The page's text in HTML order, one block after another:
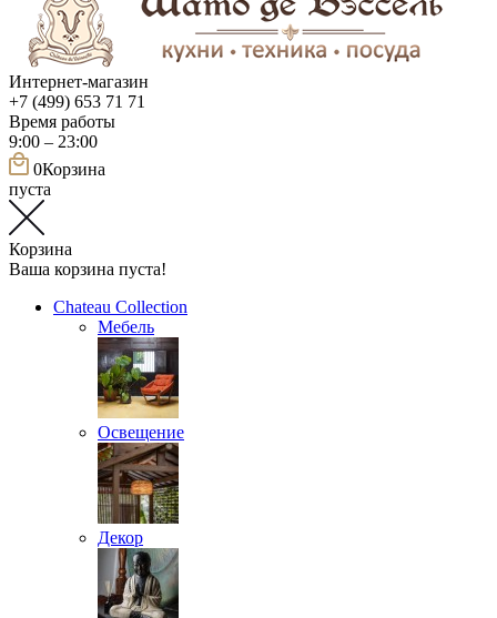
Интернет-магазин
+7 (499) 653 71 71
Время работы
9:00 – 23:00
0Корзина
пуста
Корзина
Ваша корзина пуста!
Chateau Collection
Мебель
Освещение
Декор